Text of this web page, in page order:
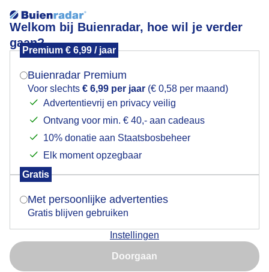
Welkom bij Buienradar, hoe wil je verder
gaan?
Premium € 6,99 / jaar
Buienradar Premium
Voor slechts € 6,99 per jaar (€ 0,58 per maand)
Advertentievrij en privacy veilig
Ontvang voor min. € 40,- aan cadeaus
10% donatie aan Staatsbosbeheer
Elk moment opzegbaar
Gratis
Met persoonlijke advertenties
Gratis blijven gebruiken
Instellingen
Doorgaan
Zonnige lentedag, de seringen prachtig in bloei
Door: Jolanda Pelkmans Gemaakt: 23-04-2026, 25x bekeken
Mogen we je locatie gebruiken voor het
Indien je hier nog geen akkoord op hebt gegeven,
verschijnt er zo een pop-up uit je browser waarin
Is goed, toon de popup
Nu niet, misschien later